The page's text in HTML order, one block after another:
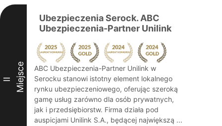
II Miejsce
Ubezpieczenia Serock. ABC
Ubezpieczenia-Partner Unilink
ABC Ubezpieczenia-Partner Unilink w
Serocku stanowi istotny element lokalnego
rynku ubezpieczeniowego, oferując szeroką
gamę usług zarówno dla osób prywatnych,
jak i przedsiębiorstw. Firma działa pod
auspicjami Unilink S.A., będącej największą ...